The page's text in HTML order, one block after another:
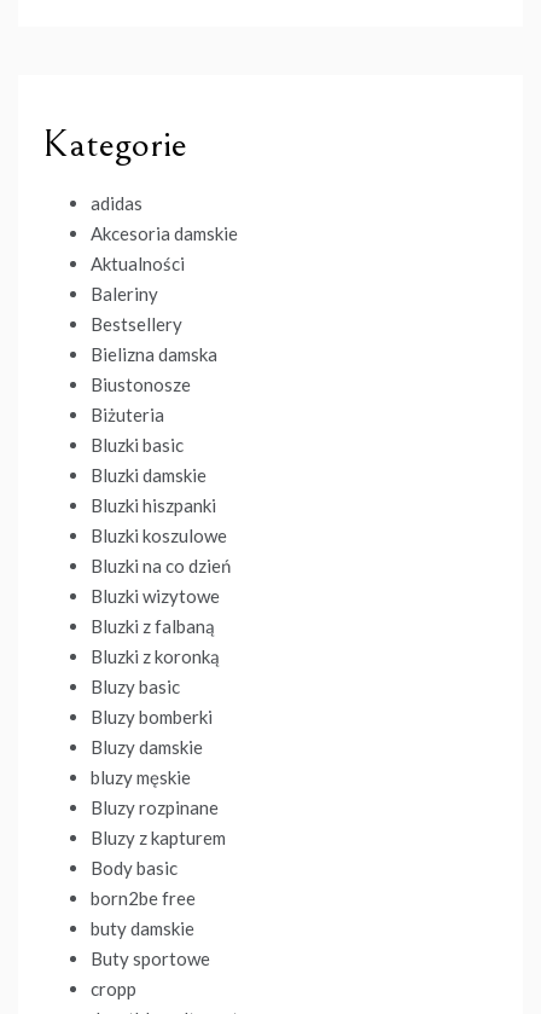
Kategorie
adidas
Akcesoria damskie
Aktualności
Baleriny
Bestsellery
Bielizna damska
Biustonosze
Biżuteria
Bluzki basic
Bluzki damskie
Bluzki hiszpanki
Bluzki koszulowe
Bluzki na co dzień
Bluzki wizytowe
Bluzki z falbaną
Bluzki z koronką
Bluzy basic
Bluzy bomberki
Bluzy damskie
bluzy męskie
Bluzy rozpinane
Bluzy z kapturem
Body basic
born2be free
buty damskie
Buty sportowe
cropp